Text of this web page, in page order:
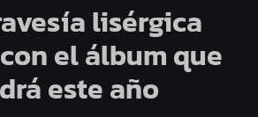
lisérgica
el álbum que
este año